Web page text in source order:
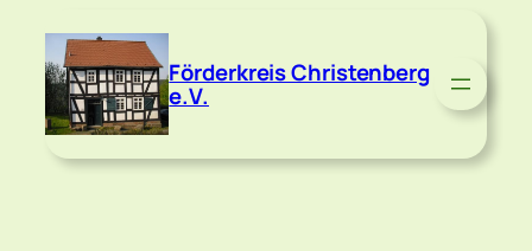
springen
Förderkreis Christenberg
e.V.